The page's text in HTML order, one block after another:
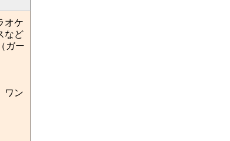
オケ
など
ガー
ワン